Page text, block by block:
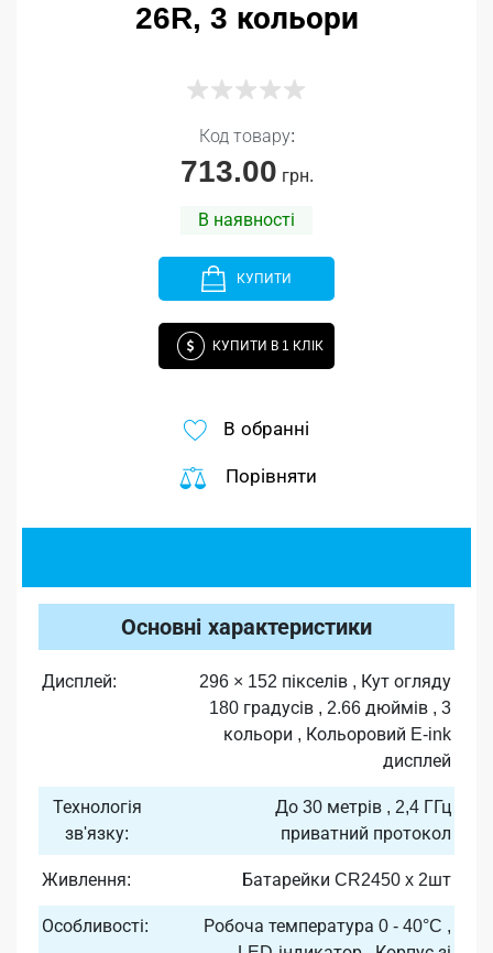
26R, 3 кольори
Код товару:
713.00 грн.
В наявності
КУПИТИ
КУПИТИ В 1 КЛІК
В обранні
Порівняти
Основні характеристики
Дисплей:
296 × 152 пікселів , Кут огляду
180 градусів , 2.66 дюймів , 3
кольори , Кольоровий E-ink
дисплей
Технологія
зв'язку:
До 30 метрів , 2,4 ГГц
приватний протокол
Живлення: Батарейки CR2450 x 2шт
Особливості:
Робоча температура 0 - 40°C ,